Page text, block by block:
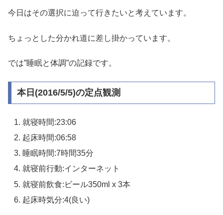
今日はその選択に迫って行きたいと考えています。
ちょっとした分かれ道に差し掛かっています。
では”睡眠と体調”の記録です。
本日(2016/5/5)の定点観測
就寝時間:23:06
起床時間:06:58
睡眠時間:7時間35分
就寝前行動:インターネット
就寝前飲食:ビール350ml x 3本
起床時気分:4(良い)